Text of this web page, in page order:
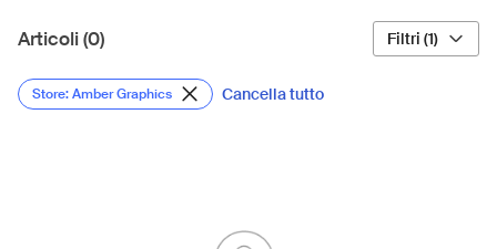
Articoli (0) Filtri (1)
Store: Amber Graphics Cancella tutto